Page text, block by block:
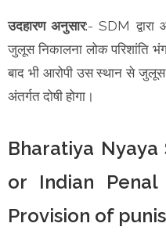
उदहारण अनुसार:- SDM
जुलूस निकालना लोक परिशांति
बाद भी आरोपी उस स्थान से
अंतर्गत दोषी होगा।
Bharatiya Nyaya
or Indian
Provision of